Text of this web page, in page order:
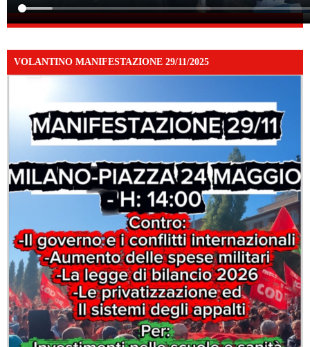
VOLANTINO MANIFESTAZIONE 29/11/2025